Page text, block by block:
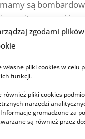
zgodami plików
pliki cookies w celu
funkcji.
pliki cookies
narzędzi
gromadzone za
są również przez
są
uwagami i
osoby wierzące w
nie przebierają
w ten sposób swoją
nie
wiedzy się
własnej drogi
prawdziwych